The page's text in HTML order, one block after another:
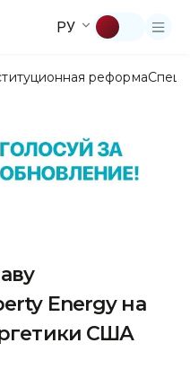
РУ
реформа
Energy на
США